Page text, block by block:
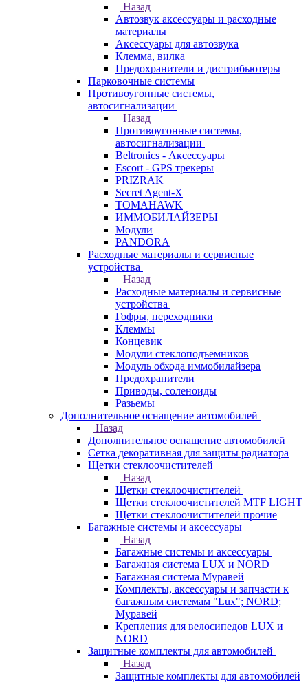
Назад
Автозвук аксессуары и расходные
материалы
Аксессуары для автозвука
Клемма, вилка
Предохранители и дистрибьютеры
Парковочные системы
Противоугонные системы,
автосигнализации
Назад
Противоугонные системы,
автосигнализации
Beltronics - Аксессуары
Escort - GPS трекеры
PRIZRAK
Secret Agent-X
TOMAHAWK
ИММОБИЛАЙЗЕРЫ
Модули
PANDORA
Расходные материалы и сервисные
устройства
Назад
Расходные материалы и сервисные
устройства
Гофры, переходники
Клеммы
Концевик
Модули стеклоподъемников
Модуль обхода иммобилайзера
Предохранители
Приводы, соленоиды
Разьемы
Дополнительное оснащение автомобилей
Назад
Дополнительное оснащение автомобилей
Сетка декоративная для защиты радиатора
Щетки стеклоочистителей
Назад
Щетки стеклоочистителей
Щетки стеклоочистителей MTF LIGHT
Щетки стеклоочистителей прочие
Багажные системы и аксессуары
Назад
Багажные системы и аксессуары
Багажная система LUX и NORD
Багажная система Муравей
Комплекты, аксессуары и запчасти к
багажным системам "Lux"; NORD;
Муравей
Крепления для велосипедов LUX и
NORD
Защитные комплекты для автомобилей
Назад
Защитные комплекты для автомобилей